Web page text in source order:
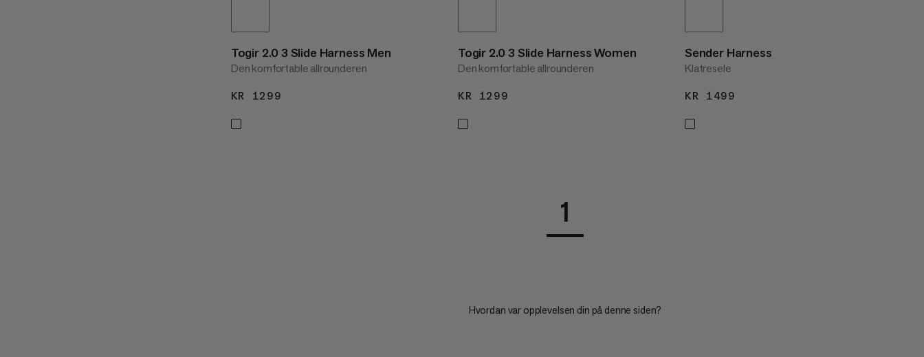
Togir 2.0 3 Slide Harness Men
Den komfortable allrounderen
KR 1299
Togir 2.0 3 Slide Harness Women
Den komfortable allrounderen
KR 1299
Sender Harness
Klatresele
KR 1499
1
Hvordan var opplevelsen din på denne siden?